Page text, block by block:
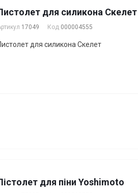
для силикона Скелет
17049 Код 000004555
для силикона Скелет
для піни Yoshimoto